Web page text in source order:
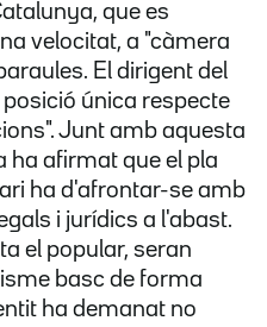
que es
velocitat, a "càmera
El dirigent del
única respecte
Junt amb aquesta
ha afirmat que el pla
ha d'afrontar-se amb
i jurídics a l'abast.
el popular, seran
basc de forma
ha demanat no